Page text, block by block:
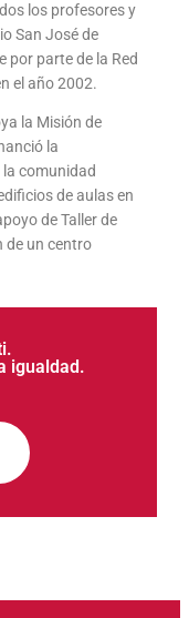
los profesores y
San José de
por parte de la Red
el año 2002.
la Misión de
la
comunidad
de aulas en
de Taller de
de un centro
igualdad.